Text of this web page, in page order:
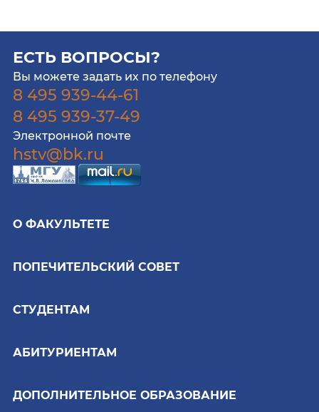
ЕСТЬ ВОПРОСЫ?
Вы можете задать их по телефону
8 495 939-44-61
8 495 939-37-49
Электронной почте
hstv@bk.ru
О ФАКУЛЬТЕТЕ
ПОПЕЧИТЕЛЬСКИЙ СОВЕТ
СТУДЕНТАМ
АБИТУРИЕНТАМ
ДОПОЛНИТЕЛЬНОЕ ОБРАЗОВАНИЕ